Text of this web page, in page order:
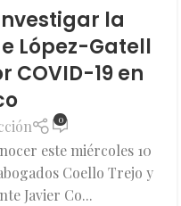
la
López-Gatell
COVID-19 en
0
este miércoles 10
Coello Trejo y
Javier Co...